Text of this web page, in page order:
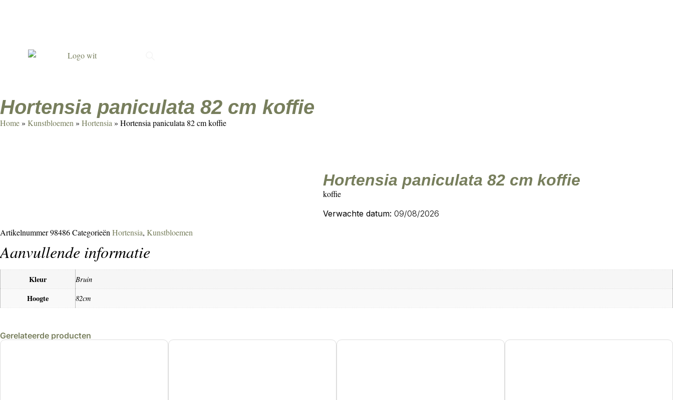
Hortensia paniculata 82 cm koffie
Home» Kunstbloemen » Hortensia » Hortensia paniculata 82 cm koffie
Hortensia paniculata 82 cm koffie
koffie
Verwachte datum: 09/08/2026
Artikelnummer98486Categorieën Hortensia, Kunstbloemen
Aanvullende informatie
Kleur Bruin
Hoogte 82cm
Gerelateerde producten